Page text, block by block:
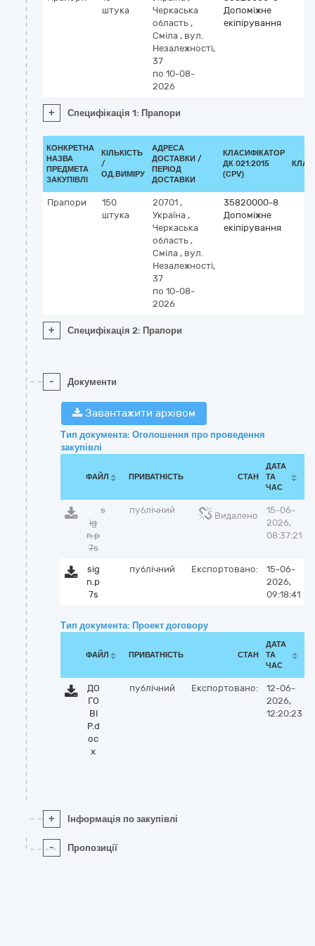
штука
Черкаська
область ,
Сміла , вул.
Незалежності,
37
по 10-08-
2026
Допоміжне
екіпірування
+ Специфікація 1: Прапори
КОНКРЕТНА
НАЗВА
ПРЕДМЕТА
ЗАКУПІВЛІ
КІЛЬКІСТЬ
/
ОД.ВИМІРУ
АДРЕСА
ДОСТАВКИ /
ПЕРІОД
ДОСТАВКИ
КЛАСИФІКАТОР
ДК 021:2015
(CPV)
Прапори
150
штука
20701 ,
Україна ,
Черкаська
область ,
Сміла , вул.
Незалежності,
37
по 10-08-
2026
35820000-8
Допоміжне
екіпірування
+ Специфікація 2: Прапори
- Документи
Завантажити архівом
Тип документа: Оголошення про проведення
закупівлі
ФАЙЛ ПРИВАТНІСТЬ СТАН
ДАТА
ТА
ЧАС
s
ig
n.p
7s
публічний
Видалено
15-06-
2026,
08:37:21
sig
n.p
7s
публічний Експортовано:
15-06-
2026,
09:18:41
Тип документа: Проект договору
ФАЙЛ ПРИВАТНІСТЬ СТАН
ДАТА
ТА
ЧАС
ДО
ГО
ВІ
Р.d
oc
x
публічний Експортовано:
12-06-
2026,
12:20:23
+ Інформація по закупівлі
- Пропозиції